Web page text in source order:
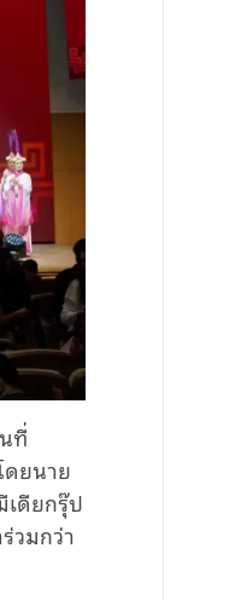
ที่
ดยนาย
ดียกรุ๊ป
วมกว่า